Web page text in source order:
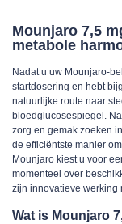
Mounjaro 7,5
metabole
Nadat u uw Mounjaro-
startdosering en hebt
natuurlijke route naar
bloedglucosespiegel.
zorg en gemak zoeken
de efficiëntste manier
Mounjaro kiest u voor
momenteel over
zijn innovatieve werking
Wat is Mounjaro